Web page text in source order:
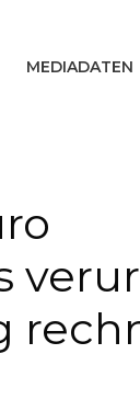
MEDIADATEN